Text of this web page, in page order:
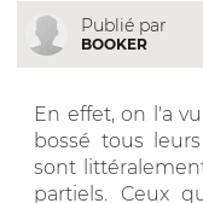
Publié par
BOOKER
En effet, on l'a
bossé tous
sont
partiels. Ceux